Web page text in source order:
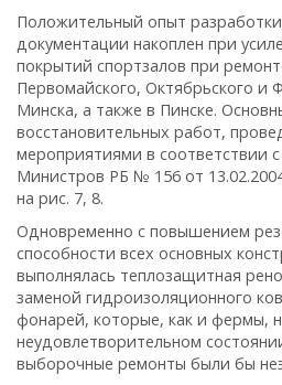
Положительный опыт
документации накоплен при
покрытий спортзалов при
Первомайского, Октябрьского и
Минска, а также в Пинске.
восстановительных работ,
мероприятиями в соответствии
Министров РБ № 156 от
на рис. 7, 8.
Одновременно с повышением
способности всех основных
выполнялась теплозащитная
заменой гидроизоляционного
фонарей, которые, как и фермы,
неудовлетворительном
выборочные ремонты были бы